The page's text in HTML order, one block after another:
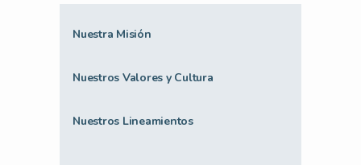
Nuestra Misión
Nuestros Valores y Cultura
Nuestros Lineamientos